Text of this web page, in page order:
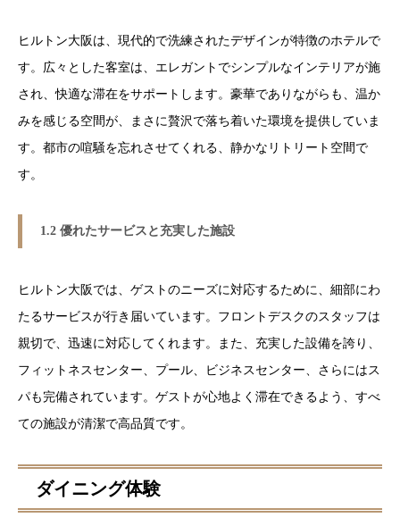
ヒルトン大阪は、現代的で洗練されたデザインが特徴のホテルで
す。広々とした客室は、エレガントでシンプルなインテリアが施
され、快適な滞在をサポートします。豪華でありながらも、温か
みを感じる空間が、まさに贅沢で落ち着いた環境を提供していま
す。都市の喧騒を忘れさせてくれる、静かなリトリート空間で
す。
1.2 優れたサービスと充実した施設
ヒルトン大阪では、ゲストのニーズに対応するために、細部にわ
たるサービスが行き届いています。フロントデスクのスタッフは
親切で、迅速に対応してくれます。また、充実した設備を誇り、
フィットネスセンター、プール、ビジネスセンター、さらにはス
パも完備されています。ゲストが心地よく滞在できるよう、すべ
ての施設が清潔で高品質です。
ダイニング体験